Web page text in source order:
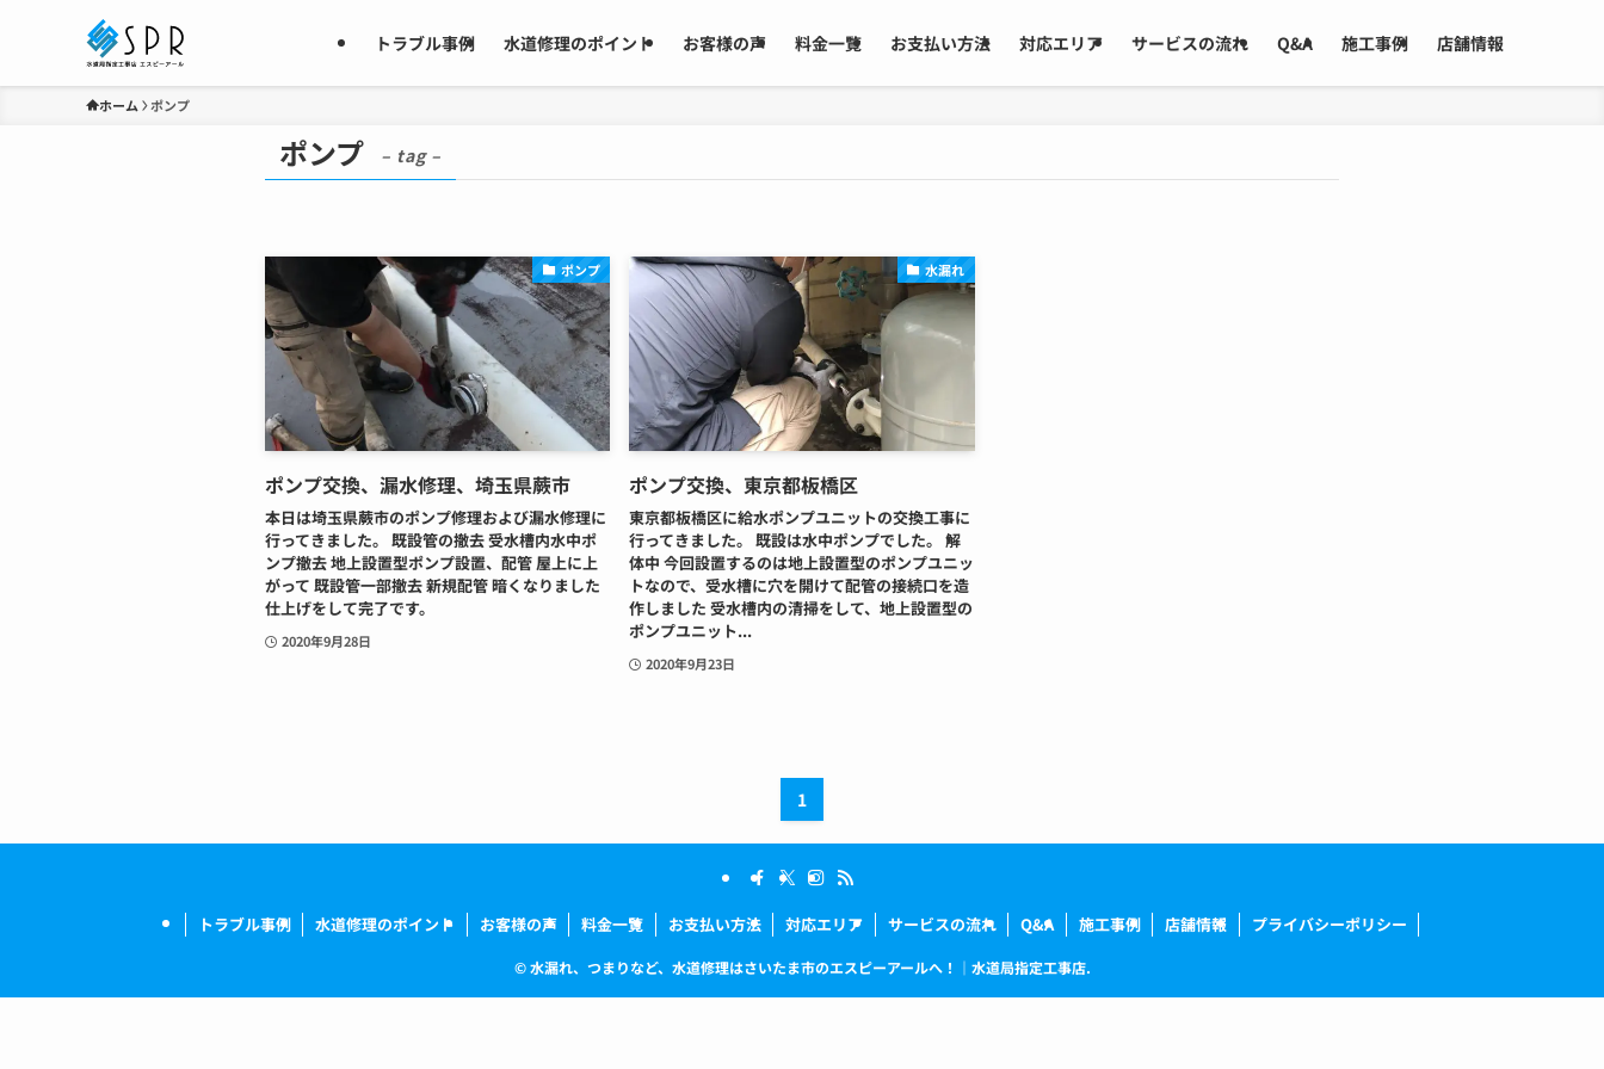
トラブル事例 水道修理のポイント お客様の声 料金一覧 お支払い方法 対応エリア サービスの流れ Q&A 施工事例 店舗情報
ホーム ポンプ
ポンプ – tag –
ポンプ
ポンプ交換、漏水修理、埼玉県蕨市
本日は埼玉県蕨市のポンプ修理および漏水修理に
行ってきました。 既設管の撤去 受水槽内水中ポ
ンプ撤去 地上設置型ポンプ設置、配管 屋上に上
がって 既設管一部撤去 新規配管 暗くなりました
仕上げをして完了です。
2020年9月28日
水漏れ
ポンプ交換、東京都板橋区
東京都板橋区に給水ポンプユニットの交換工事に
行ってきました。 既設は水中ポンプでした。 解
体中 今回設置するのは地上設置型のポンプユニッ
トなので、受水槽に穴を開けて配管の接続口を造
作しました 受水槽内の清掃をして、地上設置型の
ポンプユニット...
2020年9月23日
1
トラブル事例 水道修理のポイント お客様の声 料金一覧 お支払い方法 対応エリア サービスの流れ Q&A 施工事例 店舗情報 プライバシーポリシー
©水漏れ、つまりなど、水道修理はさいたま市のエスピーアールへ！｜水道局指定工事店.